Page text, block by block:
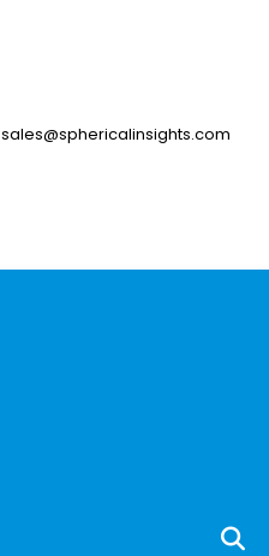
sales@sphericalinsights.com